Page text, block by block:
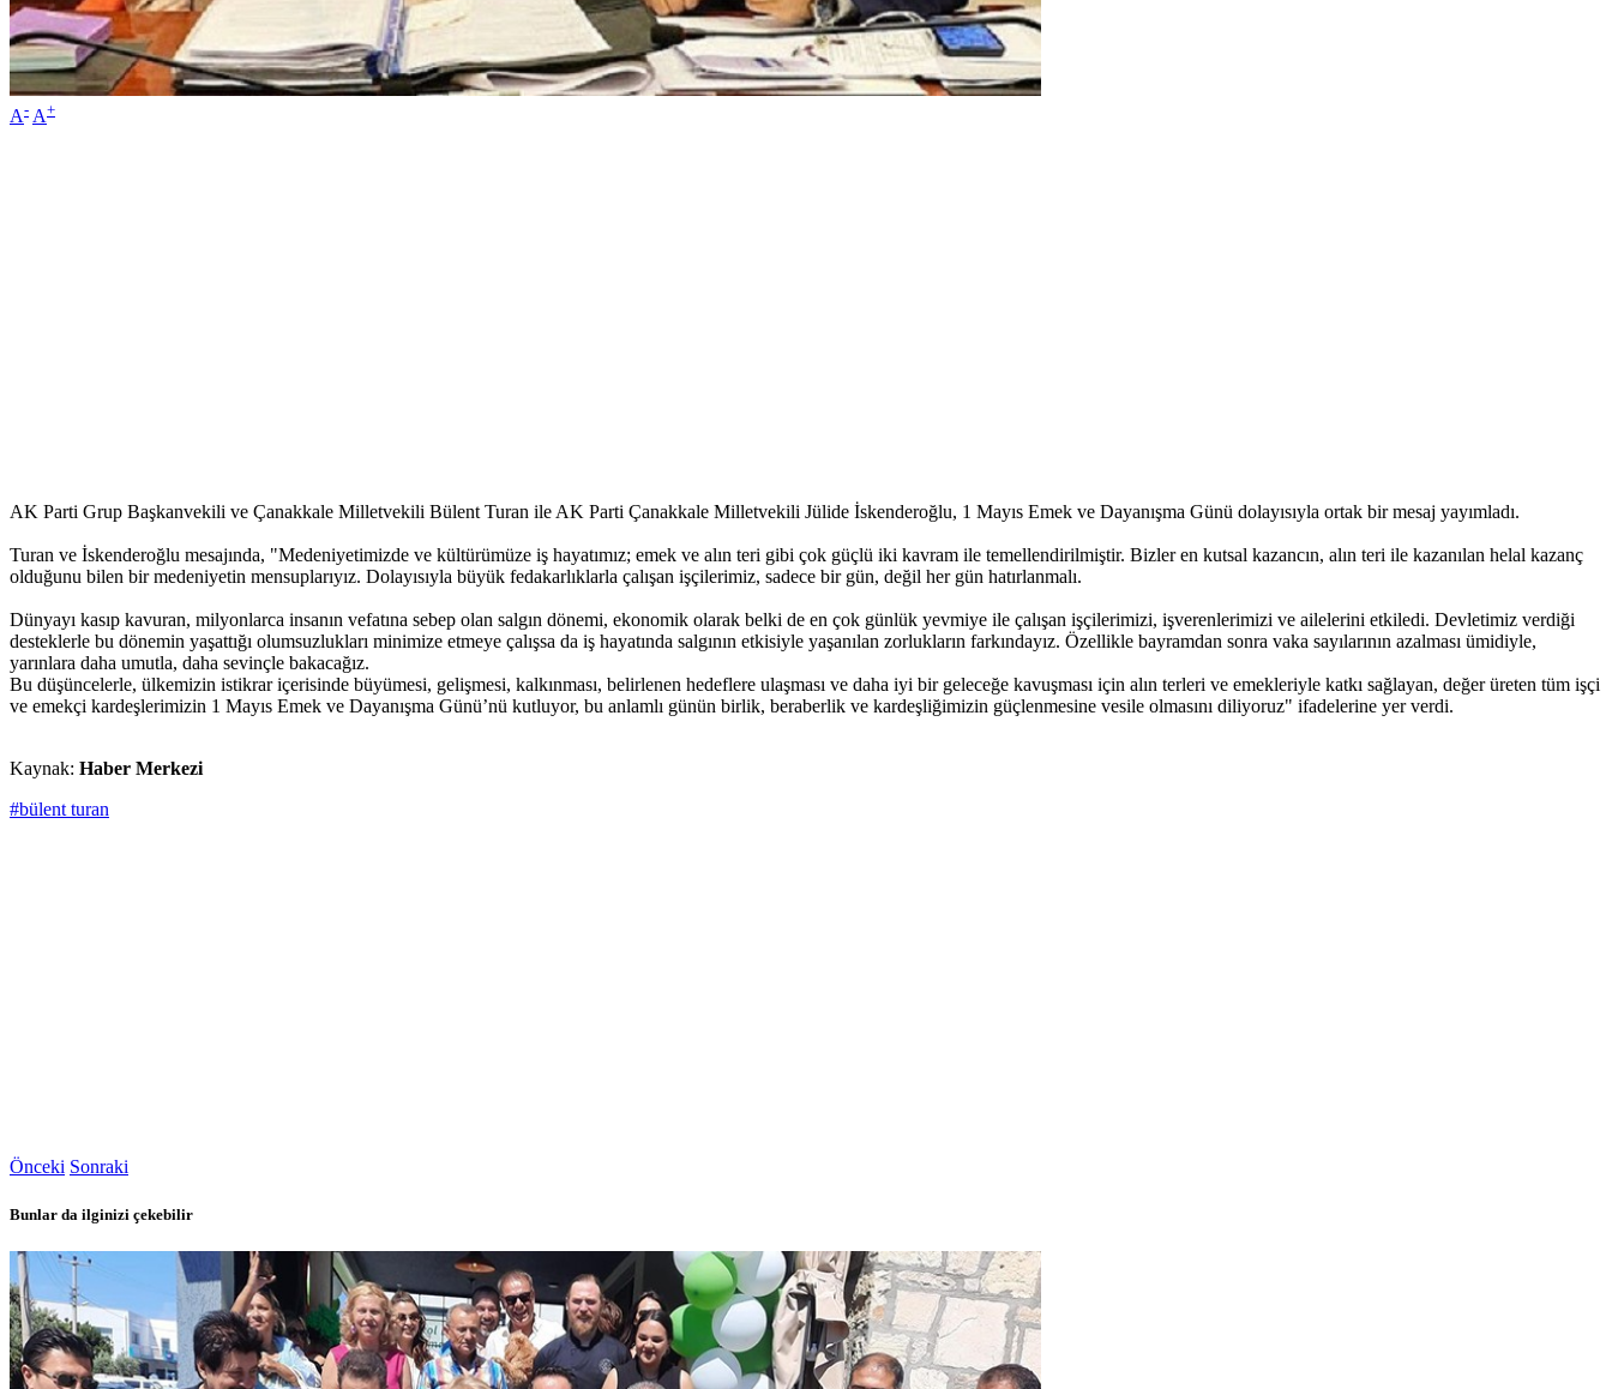
A- A+
AK Parti Grup Başkanvekili ve Çanakkale Milletvekili Bülent Turan ile AK Parti Çanakkale Milletvekili Jülide İskenderoğlu, 1 Mayıs Emek ve Dayanışma Günü dolayısıyla ortak bir mesaj yayımladı.
Turan ve İskenderoğlu mesajında, "Medeniyetimizde ve kültürümüze iş hayatımız; emek ve alın teri gibi çok güçlü iki kavram ile temellendirilmiştir. Bizler en kutsal kazancın, alın teri ile kazanılan helal kazanç
olduğunu bilen bir medeniyetin mensuplarıyız. Dolayısıyla büyük fedakarlıklarla çalışan işçilerimiz, sadece bir gün, değil her gün hatırlanmalı.
Dünyayı kasıp kavuran, milyonlarca insanın vefatına sebep olan salgın dönemi, ekonomik olarak belki de en çok günlük yevmiye ile çalışan işçilerimizi, işverenlerimizi ve ailelerini etkiledi. Devletimiz verdiği
desteklerle bu dönemin yaşattığı olumsuzlukları minimize etmeye çalışsa da iş hayatında salgının etkisiyle yaşanılan zorlukların farkındayız. Özellikle bayramdan sonra vaka sayılarının azalması ümidiyle,
yarınlara daha umutla, daha sevinçle bakacağız.
Bu düşüncelerle, ülkemizin istikrar içerisinde büyümesi, gelişmesi, kalkınması, belirlenen hedeflere ulaşması ve daha iyi bir geleceğe kavuşması için alın terleri ve emekleriyle katkı sağlayan, değer üreten tüm işçi
ve emekçi kardeşlerimizin 1 Mayıs Emek ve Dayanışma Günü’nü kutluyor, bu anlamlı günün birlik, beraberlik ve kardeşliğimizin güçlenmesine vesile olmasını diliyoruz" ifadelerine yer verdi.
Kaynak: Haber Merkezi
#bülent turan
Önceki Sonraki
Bunlar da ilginizi çekebilir